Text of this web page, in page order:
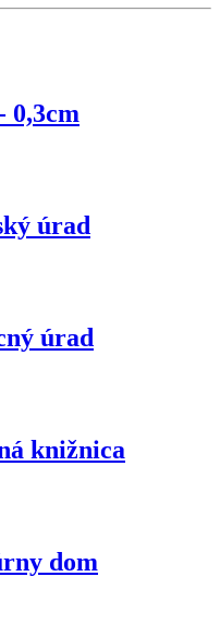
0,3cm
úrad
úrad
knižnica
dom